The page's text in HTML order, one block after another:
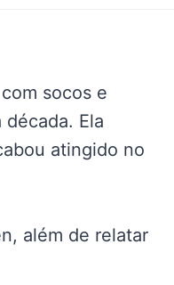
socos e
Ela
atingido no
além de relatar